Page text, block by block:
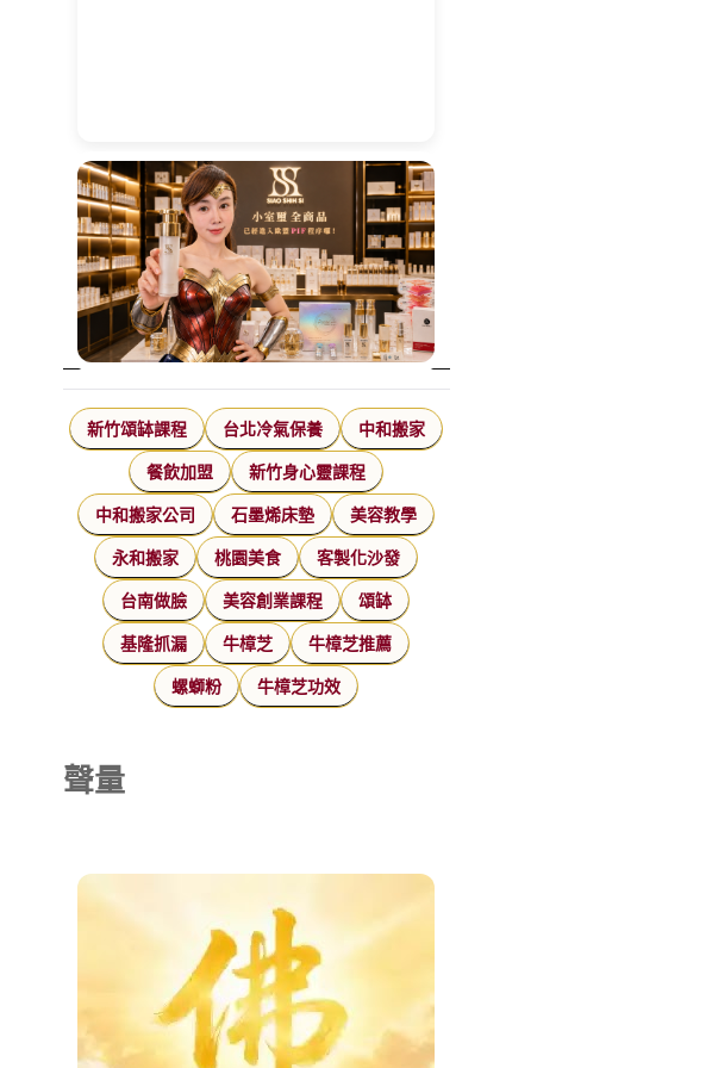
新竹頌缽課程 台北冷氣保養 中和搬家
餐飲加盟 新竹身心靈課程
中和搬家公司 石墨烯床墊 美容教學
永和搬家 桃園美食 客製化沙發
台南做臉 美容創業課程 頌缽
基隆抓漏 牛樟芝 牛樟芝推薦
螺螄粉 牛樟芝功效
聲量